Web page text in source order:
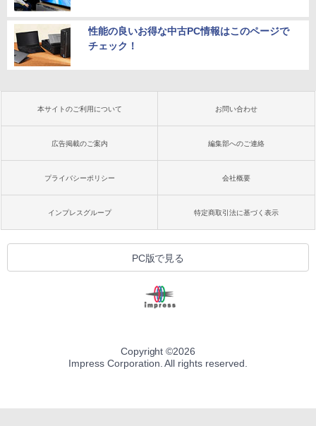
性能の良いお得な中古PC情報はこのページで
チェック！
本サイトのご利用について お問い合わせ
広告掲載のご案内 編集部へのご連絡
プライバシーポリシー 会社概要
インプレスグループ 特定商取引法に基づく表示
PC版で見る
Copyright ©2026
Impress Corporation. All rights reserved.